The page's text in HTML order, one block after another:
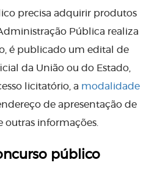
precisa adquirir produtos
Pública realiza
é publicado um edital de
da União ou do Estado,
licitatório, a modalidade
de apresentação de
outras informações.
público